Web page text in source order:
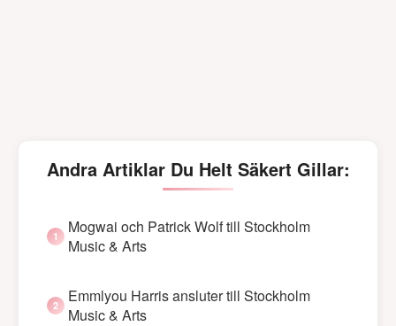
Andra Artiklar Du Helt Säkert Gillar:
Mogwai och Patrick Wolf till Stockholm
Music & Arts
Emmlyou Harris ansluter till Stockholm
Music & Arts